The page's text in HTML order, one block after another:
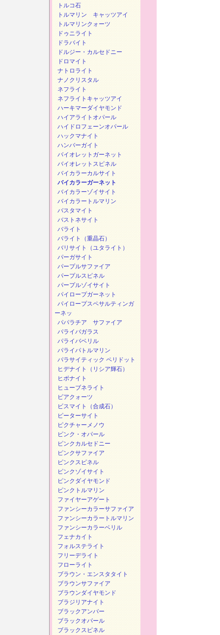
トルコ石
トルマリン キャッツアイ
トルマリンクォーツ
ドゥニライト
ドラバイト
ドルジー・カルセドニー
ドロマイト
ナトロライト
ナノクリスタル
ネフライト
ネフライトキャッツアイ
ハーキマーダイヤモンド
ハイアライトオパール
ハイドロフェーンオパール
ハックマナイト
ハンバーガイト
バイオレットガーネット
バイオレットスピネル
バイカラーカルサイト
バイカラーガーネット
バイカラーゾイサイト
バイカラートルマリン
バスタマイト
バストネサイト
バライト
バライト（重晶石）
バリサイト（ユタライト）
パーガサイト
パープルサファイア
パープルスピネル
パープルゾイサイト
パイロープガーネット
パイロープスペサルティンガ
ーネッ
パパラチア サファイア
パライバガラス
パライバベリル
パライパトルマリン
パラサイティック ペリドット
ヒデナイト（リシア輝石）
ヒボナイト
ヒューブネライト
ビアクォーツ
ビスマイト（合成石）
ピーターサイト
ピクチャーメノウ
ピンク・オパール
ピンクカルセドニー
ピンクサファイア
ピンクスピネル
ピンクゾイサイト
ピンクダイヤモンド
ピンクトルマリン
ファイヤーアゲート
ファンシーカラーサファイア
ファンシーカラートルマリン
ファンシーカラーベリル
フェナカイト
フォルステライト
フリーデライト
フローライト
ブラウン・エンスタタイト
ブラウンサファイア
ブラウンダイヤモンド
ブラジリアナイト
ブラックアンバー
ブラックオパール
ブラックスピネル